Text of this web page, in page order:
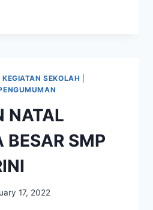
KEGIATAN SEKOLAH
NATAL
BESAR SMP
17, 2022